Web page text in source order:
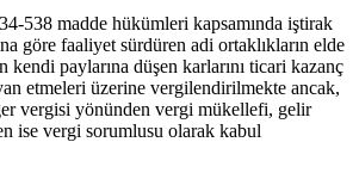
538 madde hükümleri kapsamında iştirak
göre faaliyet sürdüren adi ortaklıkların elde
kendi paylarına düşen karlarını ticari kazanç
etmeleri üzerine vergilendirilmekte ancak,
vergisi yönünden vergi mükellefi, gelir
ise vergi sorumlusu olarak kabul